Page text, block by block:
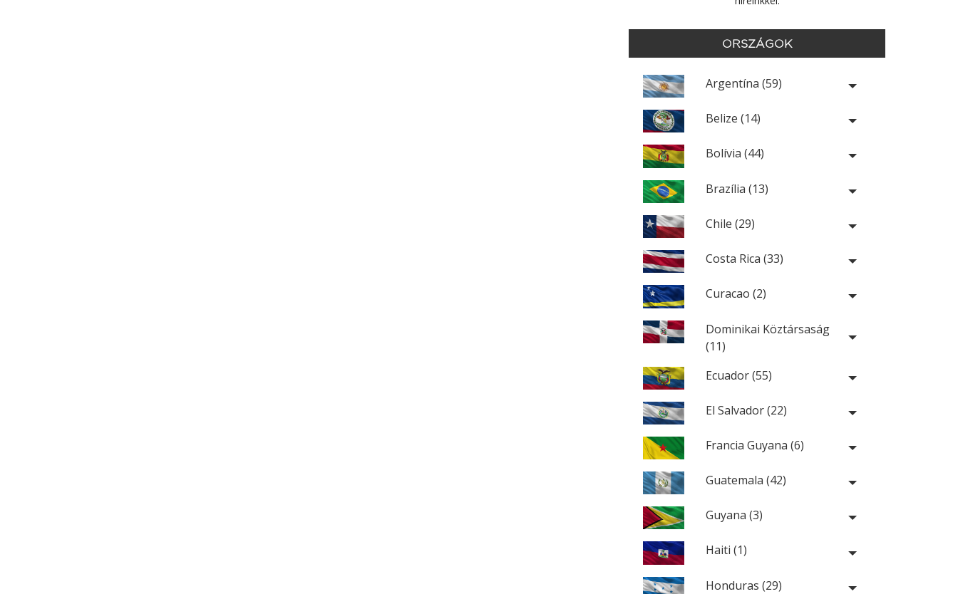
ORSZÁGOK
Argentína (59)
Belize (14)
Bolívia (44)
Brazília (13)
Chile (29)
Costa Rica (33)
Curacao (2)
Dominikai Köztársaság
(11)
Ecuador (55)
El Salvador (22)
Francia Guyana (6)
Guatemala (42)
Guyana (3)
Haiti (1)
Honduras (29)